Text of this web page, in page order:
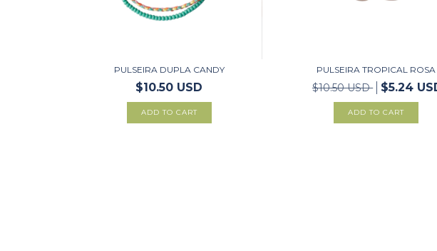
PULSEIRA DUPLA CANDY
$10.50 USD
PULSEIRA TROPICAL ROSA
$10.50 USD $5.24